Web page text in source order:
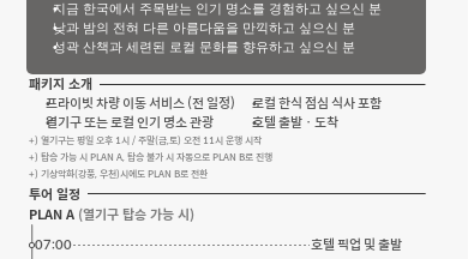
지금 한국에서 주목받는 인기 명소를 경험하고 싶으신 분
낮과 밤의 전혀 다른 아름다움을 만끽하고 싶으신 분
성곽 산책과 세련된 로컬 문화를 향유하고 싶으신 분
패키지 소개
프라이빗 차량 이동 서비스 (전 일정)
열기구 또는 로컬 인기 명소 관광
로컬 한식 점심 식사 포함
호텔 출발 · 도착
+) 열기구는 평일 오후 1시 / 주말(금,토) 오전 11시 운행 시작
+) 탑승 가능 시 PLAN A, 탑승 불가 시 자동으로 PLAN B로 진행
+) 기상악화(강풍, 우천)시에도 PLAN B로 전환
투어 일정
PLAN A (열기구 탑승 가능 시)
07:00 호텔 픽업 및 출발